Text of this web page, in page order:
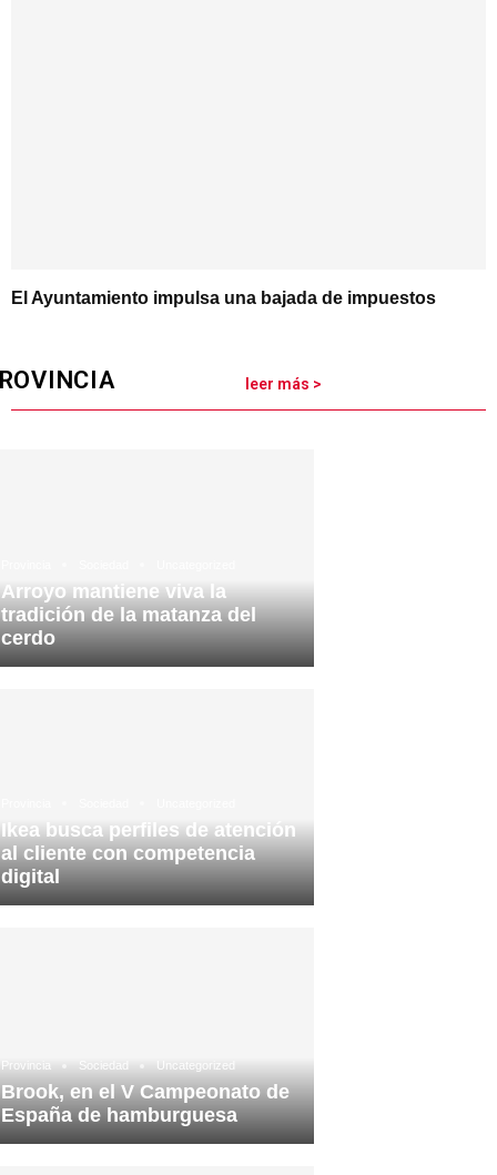
El Ayuntamiento impulsa una bajada de impuestos
leer más >
Arroyo mantiene viva la
tradición de la matanza del
cerdo
Ikea busca perfiles de atención
al cliente con competencia
digital
Provincia Sociedad Uncategorized
Brook, en el V Campeonato de
España de hamburguesa